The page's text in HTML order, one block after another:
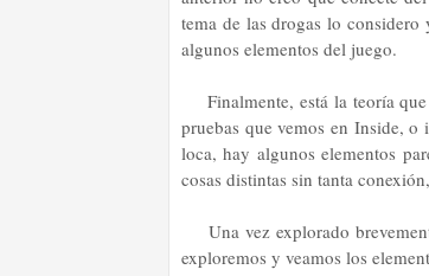
tema de las drogas lo considero
algunos elementos del juego.
Finalmente, está la teoría
pruebas que vemos en Inside,
loca, hay algunos elementos
cosas distintas sin tanta
Una vez explorado
exploremos y veamos los